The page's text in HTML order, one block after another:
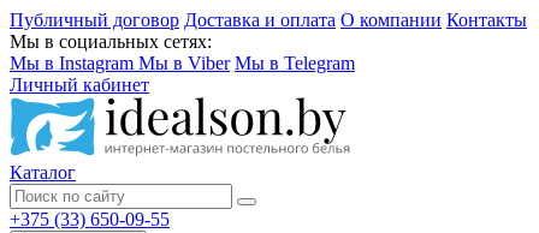
Публичный договор Доставка и оплата О компании Контакты
Мы в социальных сетях:
Мы в Instagram Мы в Viber Мы в Telegram
Личный кабинет
Каталог
+375 (33) 650-09-55